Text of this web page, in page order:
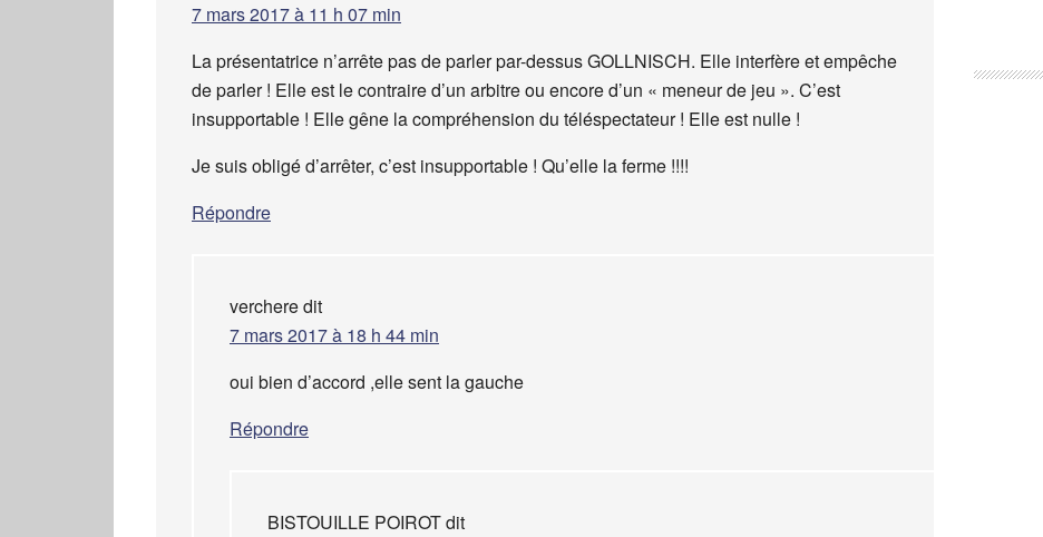
7 mars 2017 à 11 h 07 min
La présentatrice n’arrête pas de parler par-dessus GOLLNISCH. Elle interfère et empêche
de parler ! Elle est le contraire d’un arbitre ou encore d’un « meneur de jeu ». C’est
insupportable ! Elle gêne la compréhension du téléspectateur ! Elle est nulle !
Je suis obligé d’arrêter, c’est insupportable ! Qu’elle la ferme !!!!
Répondre
vercheredit
7 mars 2017 à 18 h 44 min
oui bien d’accord ,elle sent la gauche
Répondre
BISTOUILLE POIROTdit